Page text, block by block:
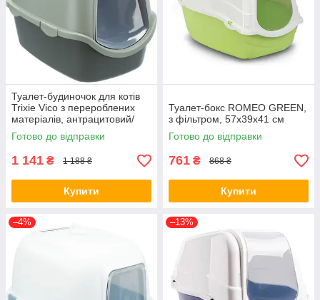
Туалет-будиночок для котів
Trixie Vico з перероблених
матеріалів, антрацитовий/
сіро-зелений, 40 х 40 х 56 см
(*)
Готово до відправки
1 141 ₴ 1 188 ₴
Купити
Туалет-бокс ROMEO GREEN,
з фільтром, 57x39x41 см
Готово до відправки
761 ₴ 868 ₴
Купити
–4% –13%